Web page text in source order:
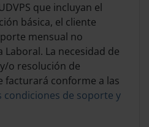
que incluyan el
básica, el cliente
mensual no
Laboral. La necesidad de
o resolución de
facturará conforme a las
condiciones de soporte y